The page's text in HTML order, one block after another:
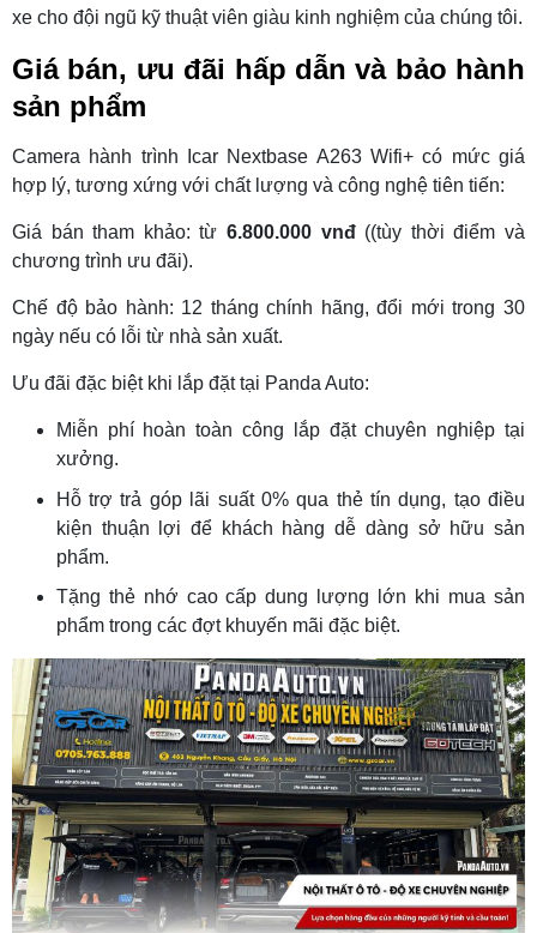
xe cho đội ngũ kỹ thuật viên giàu kinh nghiệm của chúng tôi.
Giá bán, ưu đãi hấp dẫn và bảo hành
sản phẩm
Camera hành trình Icar Nextbase A263 Wifi+ có mức giá
hợp lý, tương xứng với chất lượng và công nghệ tiên tiến:
Giá bán tham khảo: từ 6.800.000 vnđ((tùy thời điểm và
chương trình ưu đãi).
Chế độ bảo hành: 12 tháng chính hãng, đổi mới trong 30
ngày nếu có lỗi từ nhà sản xuất.
Ưu đãi đặc biệt khi lắp đặt tại Panda Auto:
Miễn phí hoàn toàn công lắp đặt chuyên nghiệp tại
xưởng.
Hỗ trợ trả góp lãi suất 0% qua thẻ tín dụng, tạo điều
kiện thuận lợi để khách hàng dễ dàng sở hữu sản
phẩm.
Tặng thẻ nhớ cao cấp dung lượng lớn khi mua sản
phẩm trong các đợt khuyến mãi đặc biệt.